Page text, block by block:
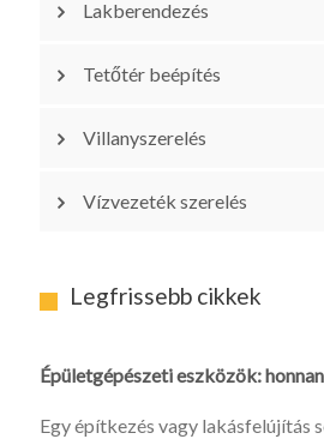
Lakberendezés
Tetőtér beépítés
Villanyszerelés
Vízvezeték szerelés
Legfrissebb cikkek
Épületgépészeti eszközök:
Egy építkezés vagy lakásfelújítás